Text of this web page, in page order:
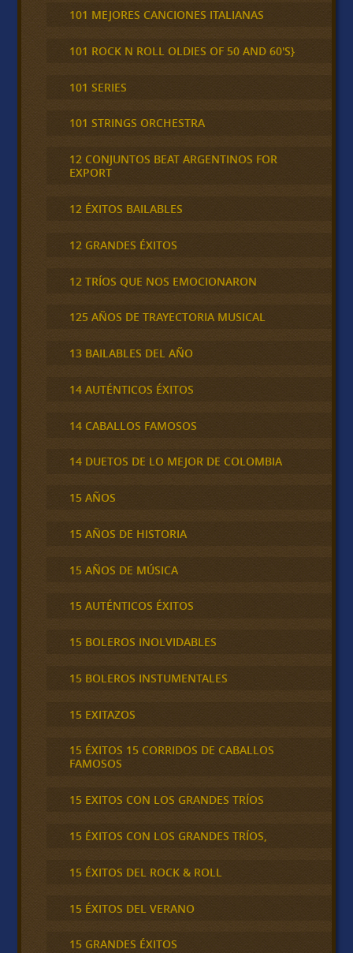
101 MEJORES CANCIONES ITALIANAS
101 ROCK N ROLL OLDIES OF 50 AND 60'S}
101 SERIES
101 STRINGS ORCHESTRA
12 CONJUNTOS BEAT ARGENTINOS FOR
EXPORT
12 ÉXITOS BAILABLES
12 GRANDES ÉXITOS
12 TRÍOS QUE NOS EMOCIONARON
125 AÑOS DE TRAYECTORIA MUSICAL
13 BAILABLES DEL AÑO
14 AUTÉNTICOS ÉXITOS
14 CABALLOS FAMOSOS
14 DUETOS DE LO MEJOR DE COLOMBIA
15 AÑOS
15 AÑOS DE HISTORIA
15 AÑOS DE MÚSICA
15 AUTÉNTICOS ÉXITOS
15 BOLEROS INOLVIDABLES
15 BOLEROS INSTUMENTALES
15 EXITAZOS
15 ÉXITOS 15 CORRIDOS DE CABALLOS
FAMOSOS
15 EXITOS CON LOS GRANDES TRÍOS
15 ÉXITOS CON LOS GRANDES TRÍOS,
15 ÉXITOS DEL ROCK & ROLL
15 ÉXITOS DEL VERANO
15 GRANDES ÉXITOS